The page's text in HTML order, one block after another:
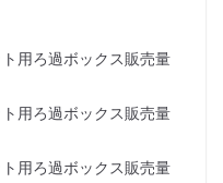
用ろ過ボックス販売量
用ろ過ボックス販売量
用ろ過ボックス販売量